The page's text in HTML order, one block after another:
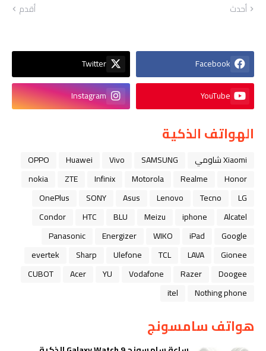
أحدث أقدم
Facebook
Twitter
YouTube
Instagram
الهواتف الذكية
Xiaomi شاومي SAMSUNG
Vivo
Huawei
OPPO
Honor
Realme
Motorola
Infinix
ZTE
nokia
LG
Tecno
Lenovo
Asus
SONY
OnePlus
Alcatel
iphone
Meizu
BLU
HTC
Condor
Google
iPad
WIKO
Energizer
Panasonic
Gionee
LAVA
TCL
Ulefone
Sharp
evertek
Doogee
Razer
Vodafone
YU
Acer
CUBOT
Nothing phone
itel
هواتف سامسونج